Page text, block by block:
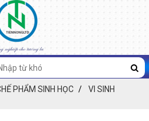
PHẨM SINH HỌC
VI SINH